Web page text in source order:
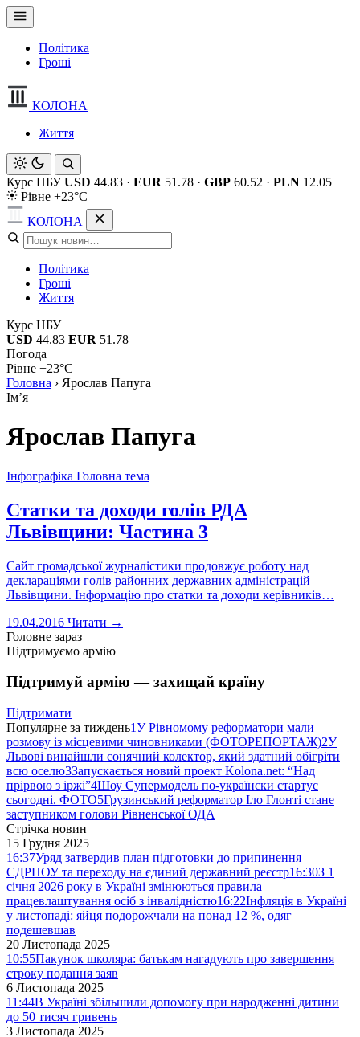
Політика
Гроші
КОЛОНА
Життя
Курс НБУ USD 44.83 · EUR 51.78 · GBP 60.52 · PLN 12.05
Рівне +23°C
КОЛОНА
Політика
Гроші
Життя
Курс НБУ
USD 44.83 EUR 51.78
Погода
Рівне +23°C
Головна › Ярослав Папуга
Імʼя
Ярослав Папуга
Інфографіка Головна тема
Статки та доходи голів РДА
Львівщини: Частина 3
Сайт громадської журналістики продовжує роботу над
деклараціями голів районних державних адміністрацій
Львівщини. Інформацію про статки та доходи керівників…
19.04.2016 Читати →
Головне зараз
Підтримуємо армію
Підтримуй армію — захищай країну
Підтримати
Популярне за тиждень1У Рівномому реформатори мали
розмову із місцевими чиновниками (ФОТОРЕПОРТАЖ)2У
Львові винайшли сонячний колектор, який здатний обігріти
всю оселю3Запускається новий проект Kolona.net: “Над
прірвою з іржі”4Шоу Супермодель по-українски стартує
сьогодні. ФОТО5Грузинський реформатор Іло Глонті стане
заступником голови Рівненської ОДА
Стрічка новин
15 Грудня 2025
16:37Уряд затвердив план підготовки до припинення
ЄДРПОУ та переходу на єдиний державний реєстр16:30З 1
січня 2026 року в Україні змінюються правила
працевлаштування осіб з інвалідністю16:22Інфляція в Україні
у листопаді: яйця подорожчали на понад 12 %, одяг
подешевшав
20 Листопада 2025
10:55Пакунок школяра: батькам нагадують про завершення
строку подання заяв
6 Листопада 2025
11:44В Україні збільшили допомогу при народженні дитини
до 50 тисяч гривень
3 Листопада 2025